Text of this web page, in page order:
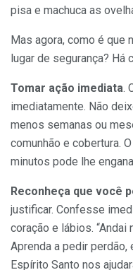
pisa e machuca as
Mas agora, como é que
lugar de segurança? Há
Tomar ação imediata.
imediatamente. Não
menos semanas ou
comunhão e cobertura.
minutos pode lhe
Reconheça que você
justificar. Confesse
coração e lábios. “Andai
Aprenda a pedir perdão,
Espírito Santo nos